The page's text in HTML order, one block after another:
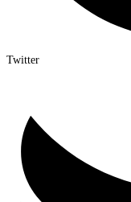
Twitter